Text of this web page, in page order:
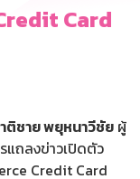
Card
ติชาย พยุหนาวีชัย ผู้
แถลงข่าวเปิดตัว
Credit Card